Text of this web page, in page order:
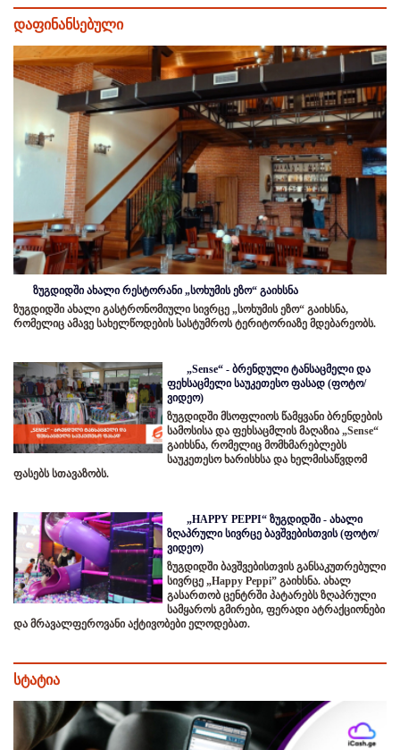
დაფინანსებული
ზუგდიდში ახალი რესტორანი „სოხუმის ეზო“ გაიხსნა
ზუგდიდში ახალი გასტრონომიული სივრცე „სოხუმის ეზო“ გაიხსნა,
რომელიც ამავე სახელწოდების სასტუმროს ტერიტორიაზე მდებარეობს.
„Sense“ - ბრენდული ტანსაცმელი და
ფეხსაცმელი საუკეთესო ფასად (ფოტო/
ვიდეო)
ზუგდიდში მსოფლიოს წამყვანი ბრენდების
სამოსისა და ფეხსაცმლის მაღაზია „Sense“
გაიხსნა, რომელიც მომხმარებლებს
საუკეთესო ხარისხსა და ხელმისაწვდომ
ფასებს სთავაზობს.
„HAPPY PEPPI“ ზუგდიდში - ახალი
ზღაპრული სივრცე ბავშვებისთვის (ფოტო/
ვიდეო)
ზუგდიდში ბავშვებისთვის განსაკუთრებული
სივრცე „Happy Peppi” გაიხსნა. ახალ
გასართობ ცენტრში პატარებს ზღაპრული
სამყაროს გმირები, ფერადი ატრაქციონები
და მრავალფეროვანი აქტივობები ელოდებათ.
სტატია